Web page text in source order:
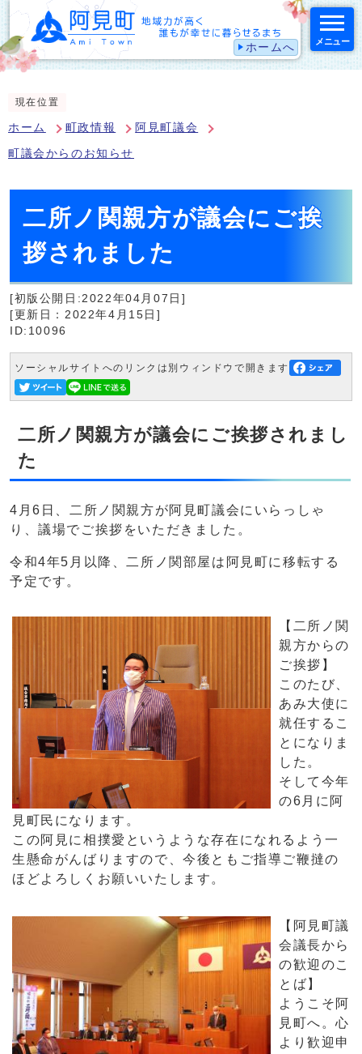
ホームへ メニュー
現在位置
ホーム 町政情報 阿見町議会
町議会からのお知らせ
二所ノ関親方が議会にご挨
拶されました
[初版公開日:2022年04月07日]
[更新日：2022年4月15日]
ID:10096
ソーシャルサイトへのリンクは別ウィンドウで開きます
二所ノ関親方が議会にご挨拶されまし
た
4月6日、二所ノ関親方が阿見町議会にいらっしゃ
り、議場でご挨拶をいただきました。
令和4年5月以降、二所ノ関部屋は阿見町に移転する
予定です。
【二所ノ関
親方からの
ご挨拶】
このたび、
あみ大使に
就任するこ
とになりま
した。
そして今年
の6月に阿
見町民になります。
この阿見に相撲愛というような存在になれるよう一
生懸命がんばりますので、今後ともご指導ご鞭撻の
ほどよろしくお願いいたします。
【阿見町議
会議長から
の歓迎のこ
とば】
ようこそ阿
見町へ。心
より歓迎申